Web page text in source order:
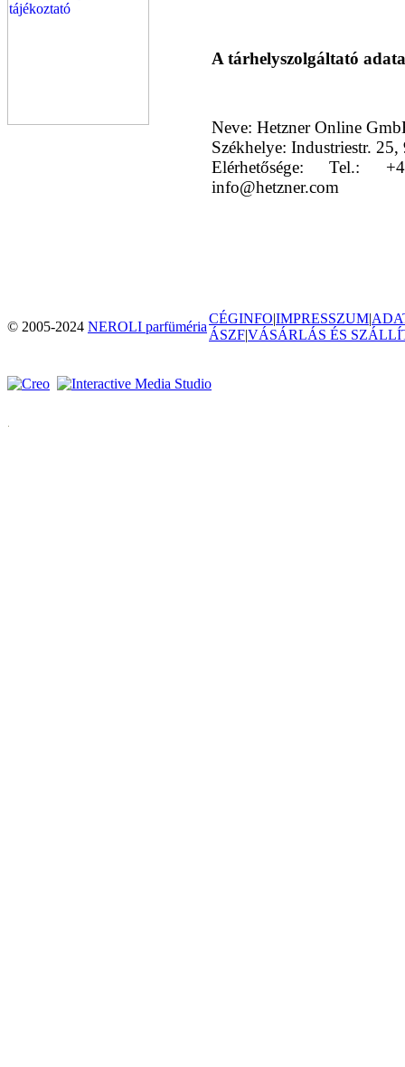
A tárhelyszolgáltató
Neve: Hetzner Online
Székhelye: Industriestr.
Elérhetősége: Tel.:
info@hetzner.com
© 2005-2024 NEROLI parfüméria
CÉGINFO|IMPRESSZUM|
ÁSZF|VÁSÁRLÁS ÉS